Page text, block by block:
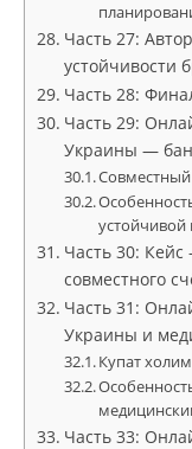
Часть 27:
устойчивости
Часть 28:
Часть 29:
Украины —
Совместный
устойчивой
Часть 30:
совместного
Часть 31:
Украины и
Купат
Часть 33: